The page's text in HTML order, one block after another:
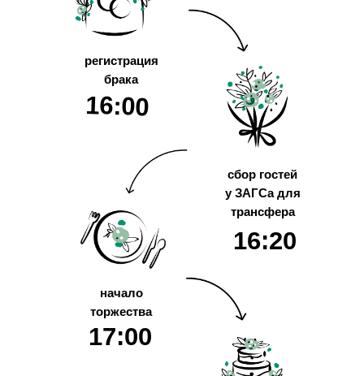
сбор гостей
у ЗАГСа для
трансфера
регистрация
брака
начало
торжества
16:00
16:20
17:00